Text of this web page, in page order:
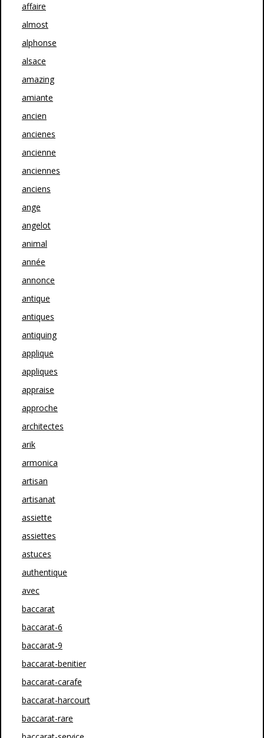
affaire
almost
alphonse
alsace
amazing
amiante
ancien
ancienes
ancienne
anciennes
anciens
ange
angelot
animal
année
annonce
antique
antiques
antiquing
applique
appliques
appraise
approche
architectes
arik
armonica
artisan
artisanat
assiette
assiettes
astuces
authentique
avec
baccarat
baccarat-6
baccarat-9
baccarat-benitier
baccarat-carafe
baccarat-harcourt
baccarat-rare